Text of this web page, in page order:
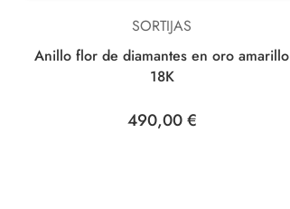
SORTIJAS
Anillo flor de diamantes en oro amarillo
18K
490,00 €